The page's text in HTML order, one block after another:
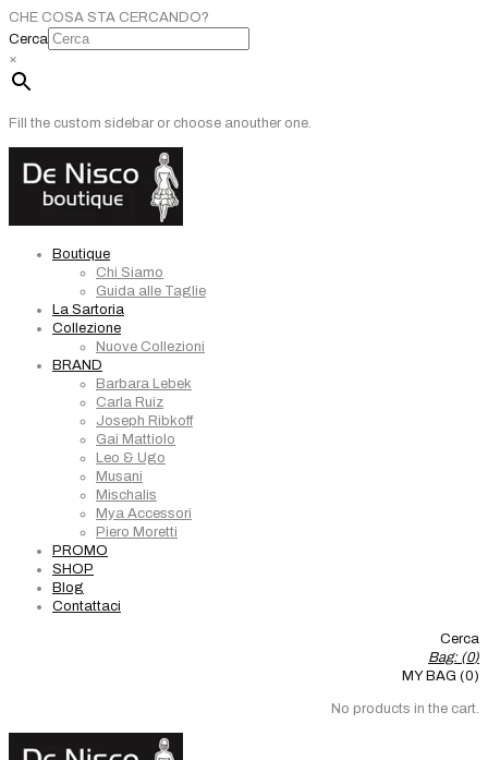
CHE COSA STA CERCANDO?
Cerca
×
Fill the custom sidebar or choose anouther one.
Boutique
Chi Siamo
Guida alle Taglie
La Sartoria
Collezione
Nuove Collezioni
BRAND
Barbara Lebek
Carla Ruiz
Joseph Ribkoff
Gai Mattiolo
Leo & Ugo
Musani
Mischalis
Mya Accessori
Piero Moretti
PROMO
SHOP
Blog
Contattaci
Cerca
Bag: (0)
MY BAG (0)
No products in the cart.